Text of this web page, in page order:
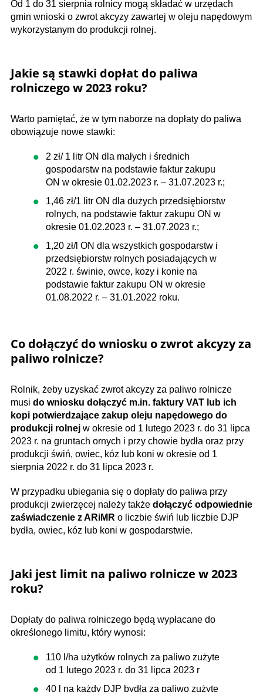
Od 1 do 31 sierpnia rolnicy mogą składać w urzędach
gmin wnioski o zwrot akcyzy zawartej w oleju napędowym
wykorzystanym do produkcji rolnej.
Jakie są stawki dopłat do paliwa
rolniczego w 2023 roku?
Warto pamiętać, że w tym naborze na dopłaty do paliwa
obowiązuje nowe stawki:
2 zł/ 1 litr ON dla małych i średnich
gospodarstw na podstawie faktur zakupu
ON w okresie 01.02.2023 r. – 31.07.2023 r.;
1,46 zł/1 litr ON dla dużych przedsiębiorstw
rolnych, na podstawie faktur zakupu ON w
okresie 01.02.2023 r. – 31.07.2023 r.;
1,20 zł/l ON dla wszystkich gospodarstw i
przedsiębiorstw rolnych posiadających w
2022 r. świnie, owce, kozy i konie na
podstawie faktur zakupu ON w okresie
01.08.2022 r. – 31.01.2022 roku.
Co dołączyć do wniosku o zwrot akcyzy za
paliwo rolnicze?
Rolnik, żeby uzyskać zwrot akcyzy za paliwo rolnicze
musi do wniosku dołączyć m.in. faktury VAT lub ich
kopi potwierdzające zakup oleju napędowego do
produkcji rolnej w okresie od 1 lutego 2023 r. do 31 lipca
2023 r. na gruntach ornych i przy chowie bydła oraz przy
produkcji świń, owiec, kóz lub koni w okresie od 1
sierpnia 2022 r. do 31 lipca 2023 r.
W przypadku ubiegania się o dopłaty do paliwa przy
produkcji zwierzęcej należy także dołączyć odpowiednie
zaświadczenie z ARiMR o liczbie świń lub liczbie DJP
bydła, owiec, kóz lub koni w gospodarstwie.
Jaki jest limit na paliwo rolnicze w 2023
roku?
Dopłaty do paliwa rolniczego będą wypłacane do
określonego limitu, który wynosi:
110 l/ha użytków rolnych za paliwo zużyte
od 1 lutego 2023 r. do 31 lipca 2023 r
40 l na każdy DJP bydła za paliwo zużyte